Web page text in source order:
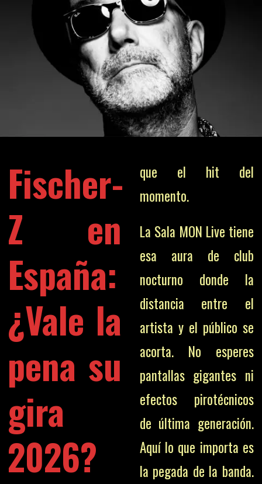
Fischer-
Z en
España:
¿Vale la
pena su
gira
2026?
que el hit del
momento.
La Sala MON Live tiene
esa aura de club
nocturno donde la
distancia entre el
artista y el público se
acorta. No esperes
pantallas gigantes ni
efectos pirotécnicos
de última generación.
Aquí lo que importa es
la pegada de la banda.